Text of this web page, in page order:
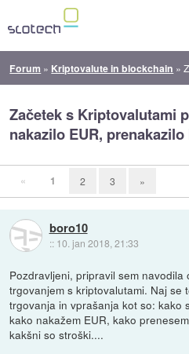
Forum » Kriptovalute in blockchain »
Začetek s Kriptovalutami
nakazilo EUR,
« 1 2 3 »
boro10
:: 10. jan 2018, 21:33
Pozdravljeni, pripravil sem
trgovanjem s kriptovalutami. Naj se
trgovanja in vprašanja kot so: kako
kako nakažem EUR, kako
kakšni so stroški....